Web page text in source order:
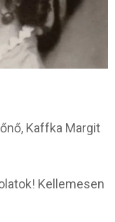
Kaffka Margit
Kellemesen